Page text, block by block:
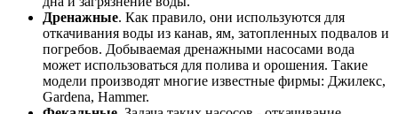
Дренажные. Как правило, они используются для
откачивания воды из канав, ям, затопленных подвалов и
погребов. Добываемая дренажными насосами вода
может использоваться для полива и орошения. Такие
модели производят многие известные фирмы: Джилекс,
Gardena, Hammer.